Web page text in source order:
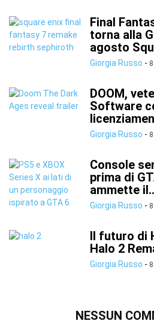
Final
torna alla
agosto
Giorgia Russo -
DOOM,
Software
Giorgia Russo -
Console
prima di
ammette
Giorgia Russo -
Il futuro di
Halo 2
Giorgia Russo -
NESSUN